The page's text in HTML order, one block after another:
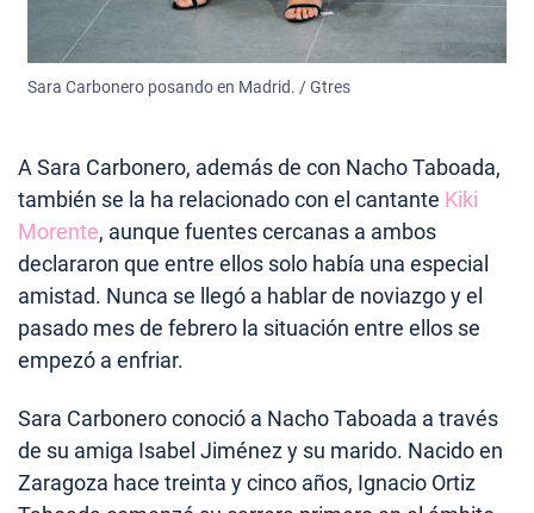
Sara Carbonero posando en Madrid. / Gtres
A Sara Carbonero, además de con Nacho Taboada,
también se la ha relacionado con el cantante Kiki
Morente, aunque fuentes cercanas a ambos
declararon que entre ellos solo había una especial
amistad. Nunca se llegó a hablar de noviazgo y el
pasado mes de febrero la situación entre ellos se
empezó a enfriar.
Sara Carbonero conoció a Nacho Taboada a través
de su amiga Isabel Jiménez y su marido. Nacido en
Zaragoza hace treinta y cinco años, Ignacio Ortiz